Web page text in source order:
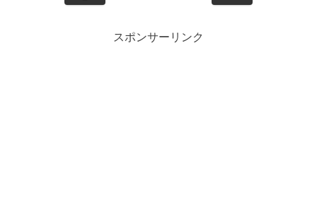
スポンサーリンク